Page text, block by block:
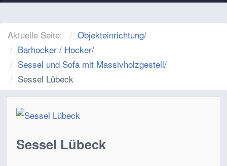
Aktuelle Seite: Objekteinrichtung/
Barhocker / Hocker/
Sessel und Sofa mit Massivholzgestell/
Sessel Lübeck
Sessel Lübeck